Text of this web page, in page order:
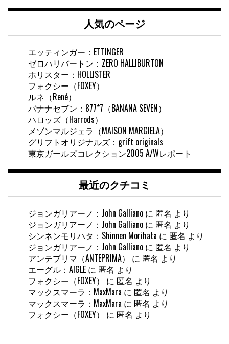
内
索
人気のページ
エッティンガー：ETTINGER
ゼロハリバートン：ZERO HALLIBURTON
ホリスター：HOLLISTER
フォクシー（FOXEY）
ルネ（René）
バナナセブン：877*7（BANANA SEVEN）
ハロッズ（Harrods）
メゾンマルジェラ（MAISON MARGIELA）
グリフトオリジナルズ：grift originals
東京ガールズコレクション2005 A/Wレポート
最近のクチコミ
ジョンガリアーノ：John Galliano に 匿名 より
ジョンガリアーノ：John Galliano に 匿名 より
シンネンモリハタ：Shinnen Morihata に 匿名 より
ジョンガリアーノ：John Galliano に 匿名 より
アンテプリマ（ANTEPRIMA）
に 匿名 より
エーグル：AIGLE に 匿名 より
フォクシー（FOXEY）
に 匿名 より
マックスマーラ：MaxMara に 匿名 より
マックスマーラ：MaxMara に 匿名 より
フォクシー（FOXEY）
に 匿名 より